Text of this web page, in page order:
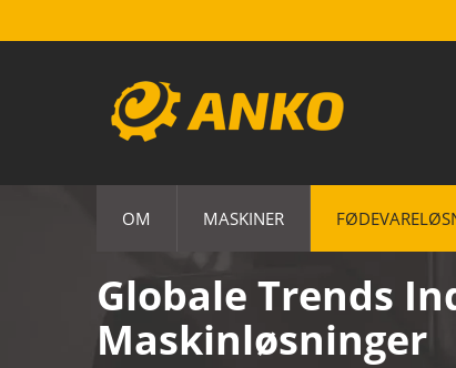
OM MASKINER
Globale Trends
Maskinløsninger